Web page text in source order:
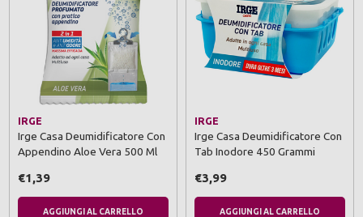
IRGE
Irge Casa Deumidificatore Con
Appendino Aloe Vera 500 Ml
€1,39
AGGIUNGI AL CARRELLO
IRGE
Irge Casa Deumidificatore Con
Tab Inodore 450 Grammi
€3,99
AGGIUNGI AL CARRELLO